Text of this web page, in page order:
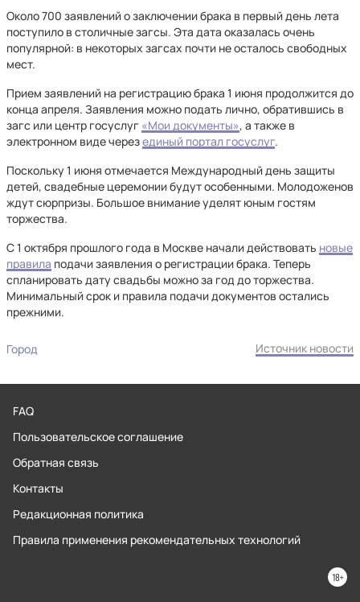
Около 700 заявлений о заключении брака в первый день лета
поступило в столичные загсы. Эта дата оказалась очень
популярной: в некоторых загсах почти не осталось свободных
мест.
Прием заявлений на регистрацию брака 1 июня продолжится до
конца апреля. Заявления можно подать лично, обратившись в
загс или центр госуслуг «Мои документы», а также в
электронном виде черезединый портал госуслуг.
Поскольку 1 июня отмечается Международный день защиты
детей, свадебные церемонии будут особенными. Молодоженов
ждут сюрпризы. Большое внимание уделят юным гостям
торжества.
С 1 октября прошлого года в Москве начали действовать новые
правила подачи заявления о регистрации брака. Теперь
спланировать дату свадьбы можно за год до торжества.
Минимальный срок и правила подачи документов остались
прежними.
Город Источник новости
FAQ
Пользовательское соглашение
Обратная связь
Контакты
Редакционная политика
Правила применения рекомендательных технологий